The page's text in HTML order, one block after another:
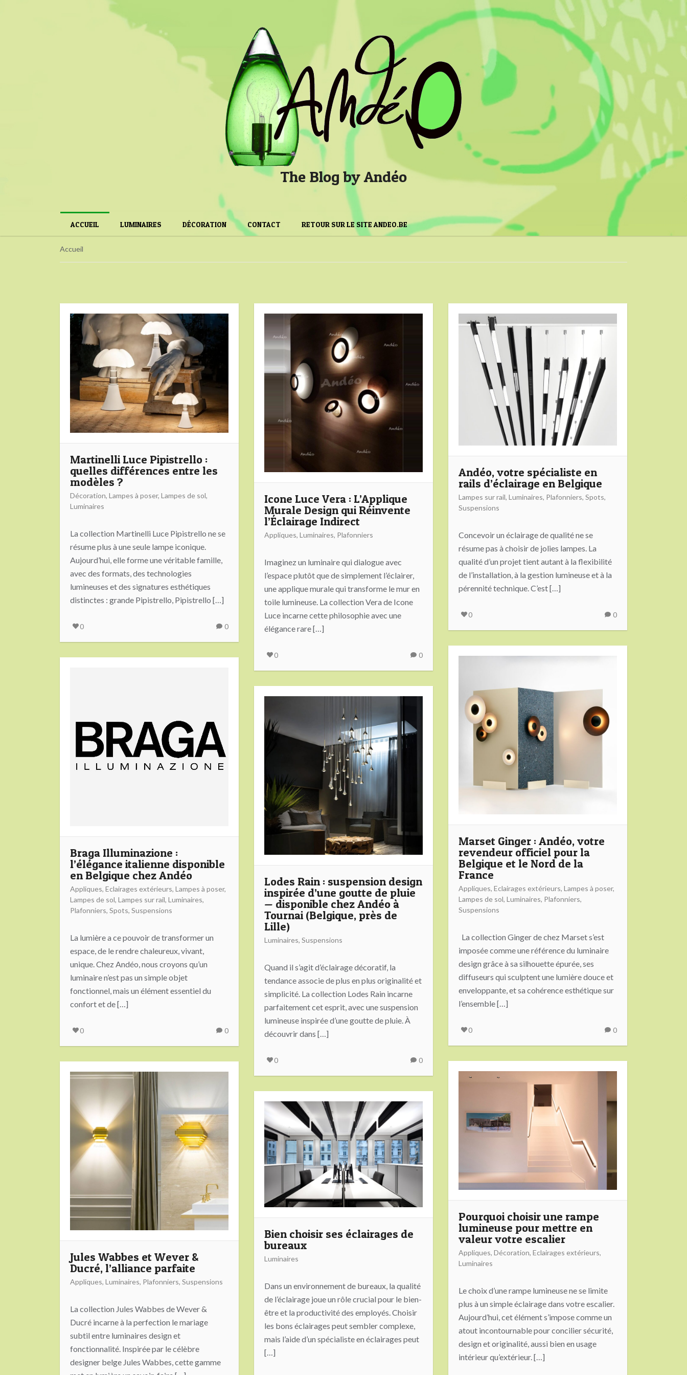
The Blog by Andéo
ACCUEIL LUMINAIRES DÉCORATION CONTACT RETOUR SUR LE SITE ANDEO.BE
Accueil
Martinelli Luce Pipistrello :
quelles différences entre les
modèles ?
Décoration, Lampes à poser, Lampes de sol,
Luminaires
La collection Martinelli Luce Pipistrello ne se
résume plus à une seule lampe iconique.
Aujourd’hui, elle forme une véritable famille,
avec des formats, des technologies
lumineuses et des signatures esthétiques
distinctes : grande Pipistrello, Pipistrello […]
0 0
Icone Luce Vera : L’Applique
Murale Design qui Réinvente
l’Éclairage Indirect
Appliques, Luminaires, Plafonniers
Imaginez un luminaire qui dialogue avec
l’espace plutôt que de simplement l’éclairer,
une applique murale qui transforme le mur en
toile lumineuse. La collection Vera de Icone
Luce incarne cette philosophie avec une
élégance rare […]
0 0
Andéo, votre spécialiste en
rails d’éclairage en Belgique
Lampes sur rail, Luminaires, Plafonniers, Spots,
Suspensions
Concevoir un éclairage de qualité ne se
résume pas à choisir de jolies lampes. La
qualité d’un projet tient autant à la flexibilité
de l’installation, à la gestion lumineuse et à la
pérennité technique. C’est […]
0 0
Marset Ginger : Andéo, votre
revendeur officiel pour la
Belgique et le Nord de la
France
Appliques, Eclairages extérieurs, Lampes à poser,
Lampes de sol, Luminaires, Plafonniers,
Suspensions
La collection Ginger de chez Marset s’est
imposée comme une référence du luminaire
design grâce à sa silhouette épurée, ses
diffuseurs qui sculptent une lumière douce et
enveloppante, et sa cohérence esthétique sur
l’ensemble […]
0 0
Braga Illuminazione :
l’élégance italienne disponible
en Belgique chez Andéo
Appliques, Eclairages extérieurs, Lampes à poser,
Lampes de sol, Lampes sur rail, Luminaires,
Plafonniers, Spots, Suspensions
La lumière a ce pouvoir de transformer un
espace, de le rendre chaleureux, vivant,
unique. Chez Andéo, nous croyons qu’un
luminaire n’est pas un simple objet
fonctionnel, mais un élément essentiel du
confort et de […]
0 0
Lodes Rain : suspension design
inspirée d’une goutte de pluie
— disponible chez Andéo à
Tournai (Belgique, près de
Lille)
Luminaires, Suspensions
Quand il s’agit d’éclairage décoratif, la
tendance associe de plus en plus originalité et
simplicité. La collection Lodes Rain incarne
parfaitement cet esprit, avec une suspension
lumineuse inspirée d’une goutte de pluie. À
découvrir dans […]
0 0
Pourquoi choisir une rampe
lumineuse pour mettre en
valeur votre escalier
Appliques, Décoration, Eclairages extérieurs,
Luminaires
Le choix d’une rampe lumineuse ne se limite
plus à un simple éclairage dans votre escalier.
Aujourd’hui, cet élément s’impose comme un
atout incontournable pour concilier sécurité,
design et originalité, aussi bien en usage
intérieur qu’extérieur. […]
Jules Wabbes et Wever &
Ducré, l’alliance parfaite
Appliques, Luminaires, Plafonniers, Suspensions
La collection Jules Wabbes de Wever &
Ducré incarne à la perfection le mariage
subtil entre luminaires design et
fonctionnalité. Inspirée par le célèbre
designer belge Jules Wabbes, cette gamme
Bien choisir ses éclairages de
bureaux
Luminaires
Dans un environnement de bureaux, la qualité
de l’éclairage joue un rôle crucial pour le bien-
être et la productivité des employés. Choisir
les bons éclairages peut sembler complexe,
mais l’aide d’un spécialiste en éclairages peut
[…]